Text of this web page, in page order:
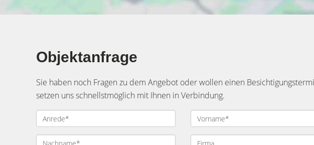
Objektanfrage
Sie haben noch Fragen zu dem Angebot oder wollen einen
setzen uns schnellstmöglich mit Ihnen in Verbindung.